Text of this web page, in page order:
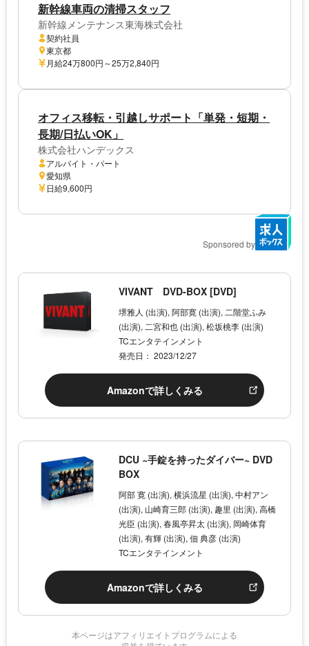
新幹線車両の清掃スタッフ
新幹線メンテナンス東海株式会社
契約社員
東京都
月給24万800円～25万2,840円
オフィス移転・引越しサポート「単発・短期・
長期/日払いOK」
株式会社ハンデックス
アルバイト・パート
愛知県
日給9,600円
Sponsored by
VIVANT DVD-BOX [DVD]
堺雅人 (出演), 阿部寛 (出演), 二階堂ふみ
(出演), 二宮和也 (出演), 松坂桃李 (出演)
TCエンタテインメント
発売日： 2023/12/27
Amazonで詳しくみる
DCU ~手錠を持ったダイバー~ DVD
BOX
阿部 寛 (出演), 横浜流星 (出演), 中村アン
(出演), 山崎育三郎 (出演), 趣里 (出演), 高橋
光臣 (出演), 春風亭昇太 (出演), 岡崎体育
(出演), 有輝 (出演), 佃 典彦 (出演)
TCエンタテインメント
Amazonで詳しくみる
本ページはアフィリエイトプログラムによる